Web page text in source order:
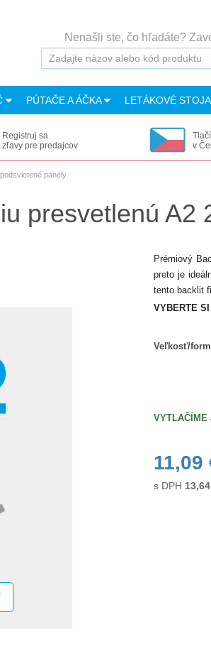
Nenašli ste, čo hľadáte?
PÚTAČE A ÁČKA LETÁKOVÉ
Registruj sa
zľavy pre predajcov
v
panely
presvetlenú A2
Prémiový
preto je
tento backlit
VYBERTE
Veľkosť/
11,09
s DPH 13,64